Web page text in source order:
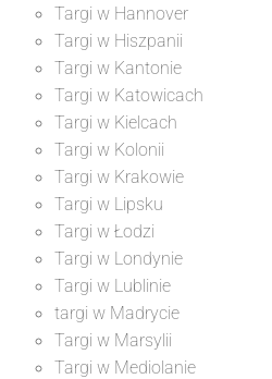
Targi w Hannover
Targi w Hiszpanii
Targi w Kantonie
Targi w Katowicach
Targi w Kielcach
Targi w Kolonii
Targi w Krakowie
Targi w Lipsku
Targi w Łodzi
Targi w Londynie
Targi w Lublinie
targi w Madrycie
Targi w Marsylii
Targi w Mediolanie